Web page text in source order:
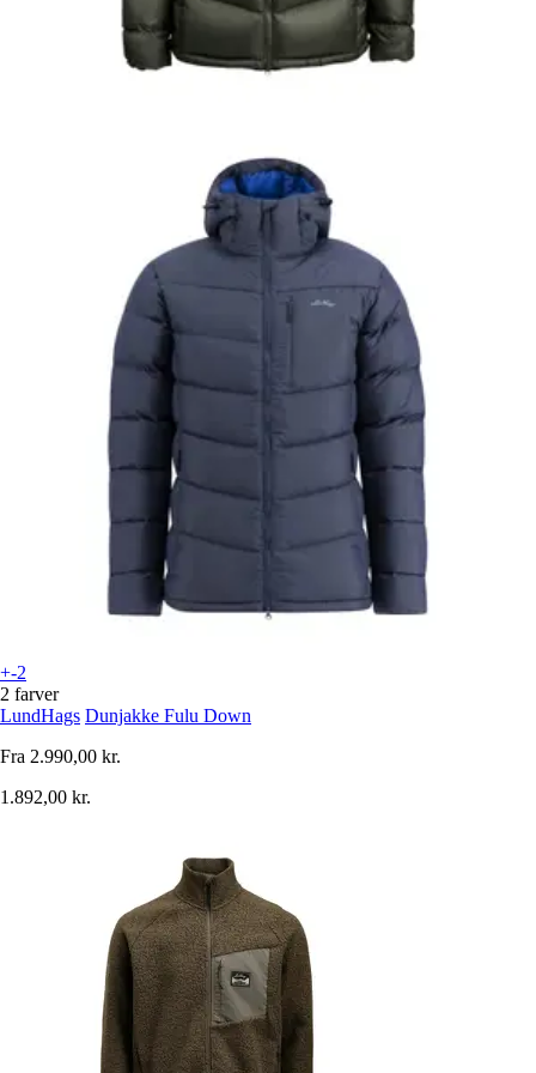
+-2
2 farver
LundHags Dunjakke Fulu Down
Fra 2.990,00 kr.
1.892,00 kr.